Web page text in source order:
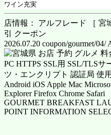
ワイン充実
店情報： アルフレード ［ 宮
引 クーポン
2026.07.20 coupon/gourmet/04/
PC HTTPS SSL用 SSL/TLSサ
ツ・エンクリプト 認証局 使用
Android iOS Apple Mac
Explorer Firefox Chrome Safari
GOURMET BREAKFAST
POINT INFORMATION